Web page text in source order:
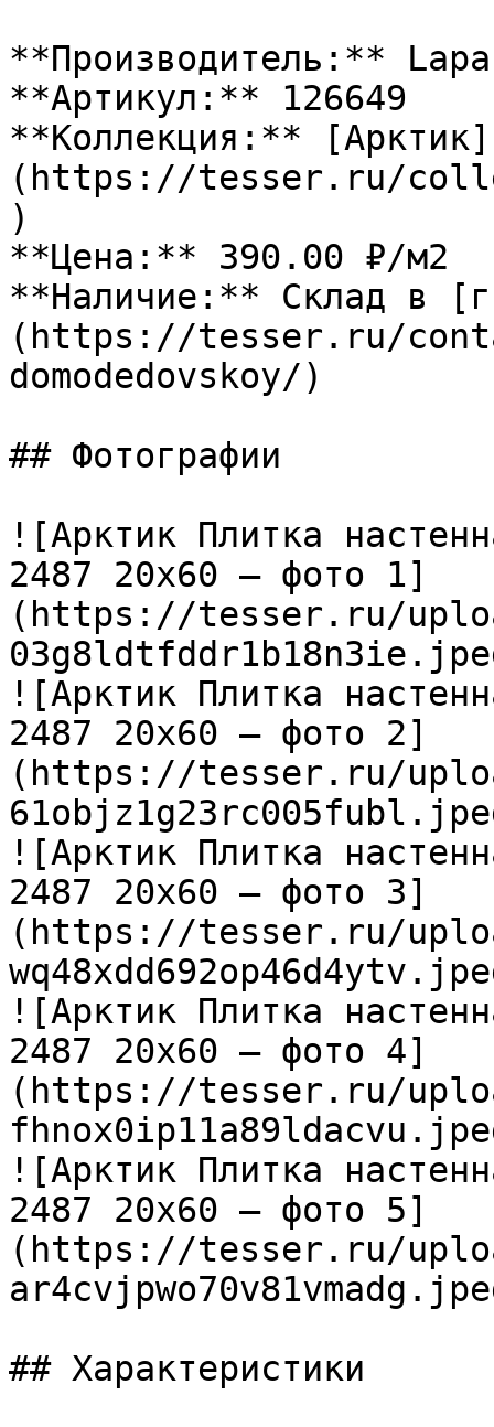
**Производитель:**
**Артикул:** 126649
**Коллекция:** [Арктик]
(https://tesser.ru/
)
**Цена:** 390.00 ₽/м2
**Наличие:** Склад в
(https://tesser.ru/
domodedovskoy/)
## Фотографии
![Арктик Плитка
2487 20х60 — фото 1]
(https://tesser.ru/
![Арктик Плитка
2487 20х60 — фото 2]
(https://tesser.ru/
![Арктик Плитка
2487 20х60 — фото 3]
(https://tesser.ru/
![Арктик Плитка
2487 20х60 — фото 4]
(https://tesser.ru/
![Арктик Плитка
2487 20х60 — фото 5]
(https://tesser.ru/
## Характеристики